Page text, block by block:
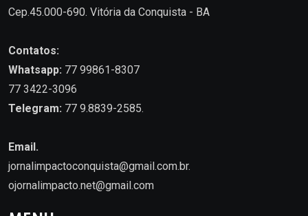
Cep.45.000-690. Vitória da Conquista - BA
Contatos:
Whatsapp: 77 99861-8307
77 3422-3096
Telegram: 77 9.8839-2585.
Email.
jornalimpactoconquista@gmail.com.br.
ojornalimpacto.net@gmail.com